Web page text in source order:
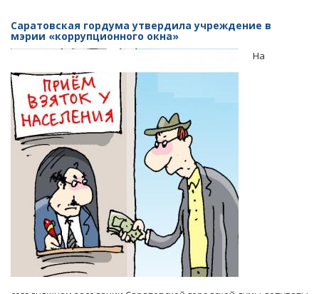
отдела
ФСБ
Энгельсе
отсидит
20
лет
и
заплатит
штраф
в
90
миллионов
Саратовская гордума утвердила учреждение в
мэрии «коррупционного окна»
На